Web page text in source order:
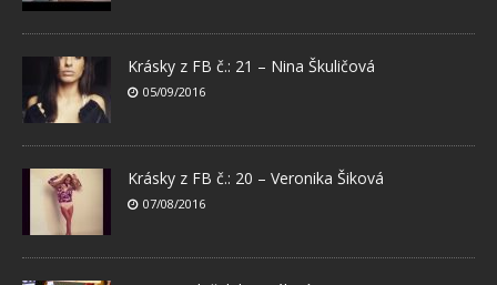
Krásky z FB č.: 21 – Nina Škuličová
05/09/2016
Krásky z FB č.: 20 – Veronika Šiková
07/08/2016